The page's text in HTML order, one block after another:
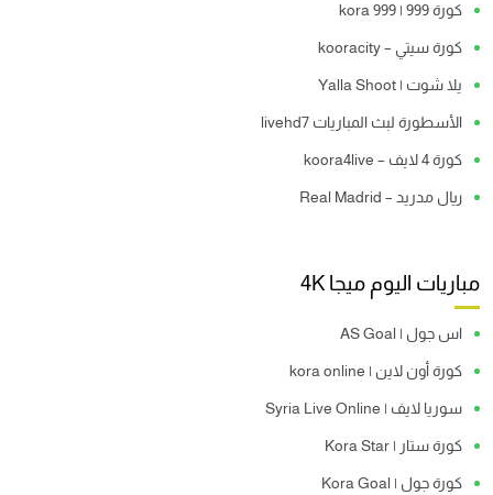
كورة 999 | kora 999
كورة سيتي – kooracity
يلا شوت | Yalla Shoot
الأسطورة لبث المباريات livehd7
كورة 4 لايف – koora4live
ريال مدريد – Real Madrid
مباريات اليوم ميجا 4K
اس جول | AS Goal
كورة أون لاين | kora online
سوريا لايف | Syria Live Online
كورة ستار | Kora Star
كورة جول | Kora Goal